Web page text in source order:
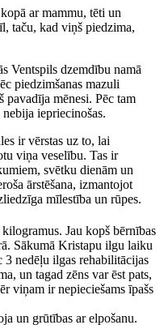
ar mammu, tēti un
taču, kad viņš piedzima,
Ventspils dzemdību namā
piedzimšanas mazuli
mēnesi. Pēc tam
iepriecinošas.
ir vērstas uz to, lai
viņa veselību. Tas ir
svētku dienām un
ārstēšana, izmantojot
mīlestība un rūpes.
Jau kopš bērnības
Sākumā Kristapu ilgu laiku
3 nedēļu ilgas rehabilitācijas
un tagad zēns var ēst pats,
viņam ir nepieciešams īpašs
un grūtības ar elpošanu.